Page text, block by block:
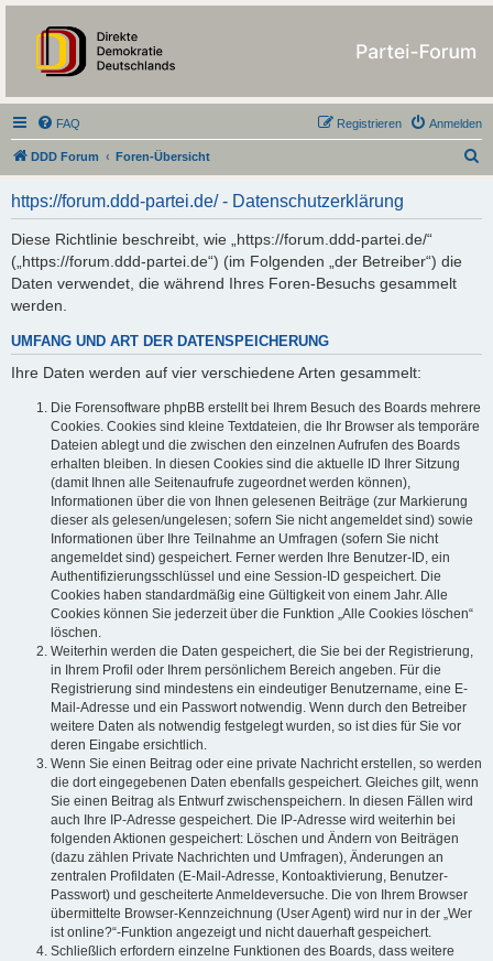
https://forum.ddd-
partei.de/
FAQ Anmelden
Registrieren
DDD Forum Foren-Übersicht
https://forum.ddd-partei.de/ - Datenschutzerklärung
Diese Richtlinie beschreibt, wie „https://forum.ddd-partei.de/“
(„https://forum.ddd-partei.de“) (im Folgenden „der Betreiber“) die
Daten verwendet, die während Ihres Foren-Besuchs gesammelt
werden.
UMFANG UND ART DER DATENSPEICHERUNG
Ihre Daten werden auf vier verschiedene Arten gesammelt:
Die Forensoftware phpBB erstellt bei Ihrem Besuch des Boards mehrere
Cookies. Cookies sind kleine Textdateien, die Ihr Browser als temporäre
Dateien ablegt und die zwischen den einzelnen Aufrufen des Boards
erhalten bleiben. In diesen Cookies sind die aktuelle ID Ihrer Sitzung
(damit Ihnen alle Seitenaufrufe zugeordnet werden können),
Informationen über die von Ihnen gelesenen Beiträge (zur Markierung
dieser als gelesen/ungelesen; sofern Sie nicht angemeldet sind) sowie
Informationen über Ihre Teilnahme an Umfragen (sofern Sie nicht
angemeldet sind) gespeichert. Ferner werden Ihre Benutzer-ID, ein
Authentifizierungsschlüssel und eine Session-ID gespeichert. Die
Cookies haben standardmäßig eine Gültigkeit von einem Jahr. Alle
Cookies können Sie jederzeit über die Funktion „Alle Cookies löschen“
löschen.
Weiterhin werden die Daten gespeichert, die Sie bei der Registrierung,
in Ihrem Profil oder Ihrem persönlichem Bereich angeben. Für die
Registrierung sind mindestens ein eindeutiger Benutzername, eine E-
Mail-Adresse und ein Passwort notwendig. Wenn durch den Betreiber
weitere Daten als notwendig festgelegt wurden, so ist dies für Sie vor
deren Eingabe ersichtlich.
Wenn Sie einen Beitrag oder eine private Nachricht erstellen, so werden
die dort eingegebenen Daten ebenfalls gespeichert. Gleiches gilt, wenn
Sie einen Beitrag als Entwurf zwischenspeichern. In diesen Fällen wird
auch Ihre IP-Adresse gespeichert. Die IP-Adresse wird weiterhin bei
folgenden Aktionen gespeichert: Löschen und Ändern von Beiträgen
(dazu zählen Private Nachrichten und Umfragen), Änderungen an
zentralen Profildaten (E-Mail-Adresse, Kontoaktivierung, Benutzer-
Passwort) und gescheiterte Anmeldeversuche. Die von Ihrem Browser
übermittelte Browser-Kennzeichnung (User Agent) wird nur in der „Wer
ist online?“-Funktion angezeigt und nicht dauerhaft gespeichert.
Schließlich erfordern einzelne Funktionen des Boards, dass weitere